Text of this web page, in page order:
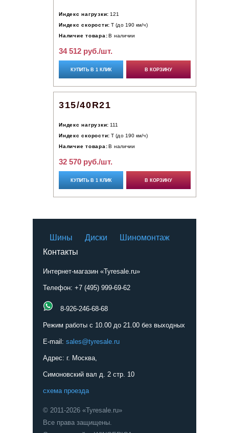
Индекс нагрузки: 121
Индекс скорости: T (до 190 км/ч)
Наличие товара: В наличии
34 512 руб./шт.
КУПИТЬ В 1 КЛИК В КОРЗИНУ
315/40R21
Индекс нагрузки: 111
Индекс скорости: T (до 190 км/ч)
Наличие товара: В наличии
32 570 руб./шт.
КУПИТЬ В 1 КЛИК В КОРЗИНУ
Шины Диски
Шиномонтаж
Контакты
Интернет-магазин «Tyresale.ru»
Телефон: +7 (495) 999-69-62
8-926-246-68-68
Режим работы с 10.00 до 21.00 без выходных
E-mail: sales@tyresale.ru
Адрес: г. Москва,
Симоновский вал д. 2 стр. 10
схема проезда
© 2011-2026 «Tyresale.ru»
Все права защищены.